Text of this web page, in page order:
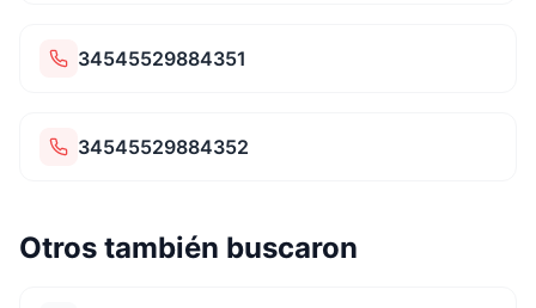
34545529884351
34545529884352
Otros también buscaron